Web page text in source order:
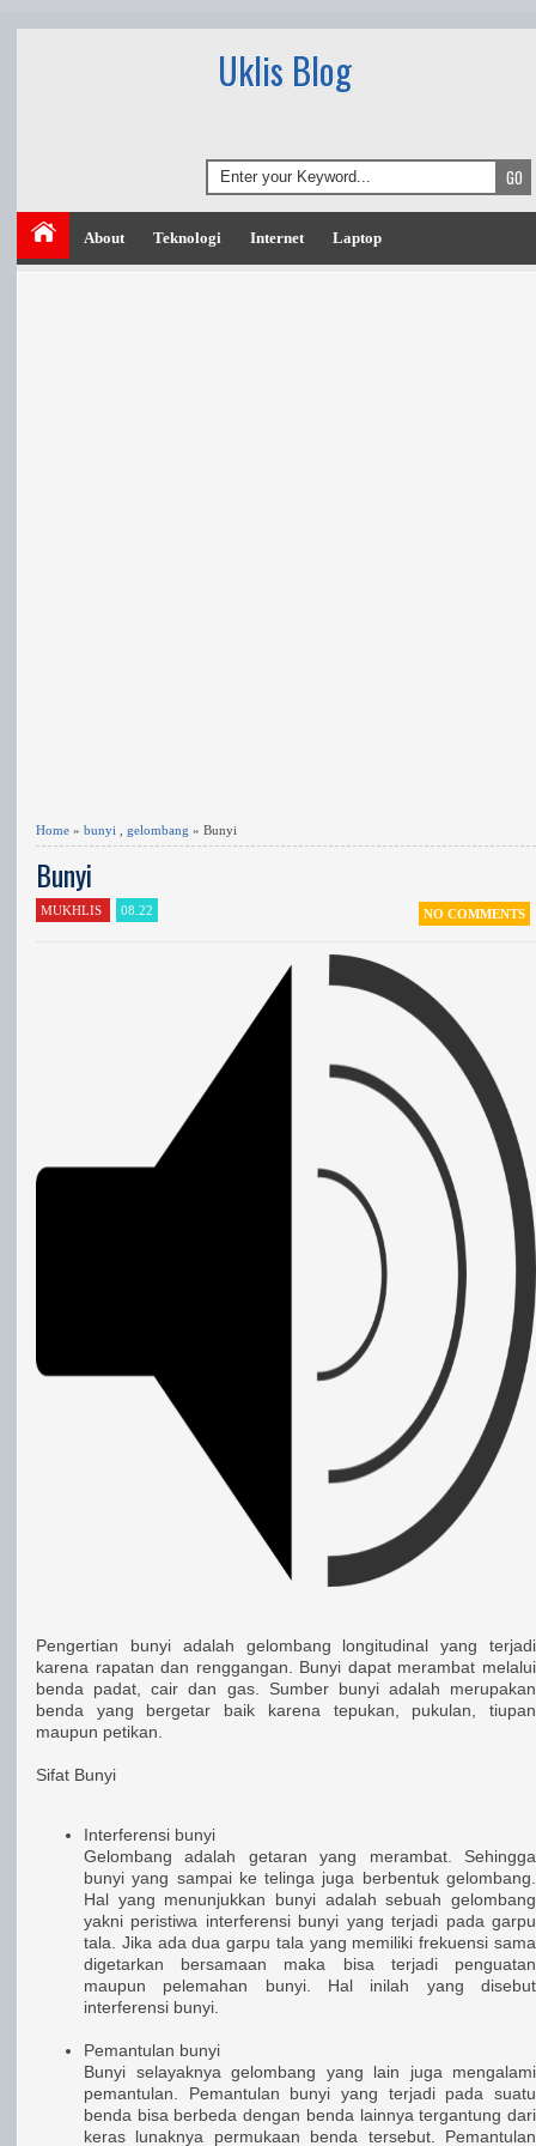
Uklis Blog
About Teknologi Internet Laptop
Home » bunyi gelombang » Bunyi
Bunyi
MUKHLIS 08.22 NO COMMENTS
Pengertian bunyi adalah gelombang longitudinal yang terjadi
karena rapatan dan renggangan. Bunyi dapat merambat melalui
benda padat, cair dan gas. Sumber bunyi adalah merupakan
benda yang bergetar baik karena tepukan, pukulan, tiupan
maupun petikan.
Sifat Bunyi
Interferensi bunyi
Gelombang adalah getaran yang merambat. Sehingga
bunyi yang sampai ke telinga juga berbentuk gelombang.
Hal yang menunjukkan bunyi adalah sebuah gelombang
yakni peristiwa interferensi bunyi yang terjadi pada garpu
tala. Jika ada dua garpu tala yang memiliki frekuensi sama
digetarkan bersamaan maka bisa terjadi penguatan
maupun pelemahan bunyi. Hal inilah yang disebut
interferensi bunyi.
Pemantulan bunyi
Bunyi selayaknya gelombang yang lain juga mengalami
pemantulan. Pemantulan bunyi yang terjadi pada suatu
benda bisa berbeda dengan benda lainnya tergantung dari
keras lunaknya permukaan benda tersebut. Pemantulan